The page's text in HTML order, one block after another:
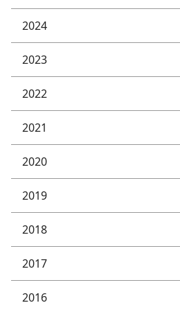
2024
2023
2022
2021
2020
2019
2018
2017
2016